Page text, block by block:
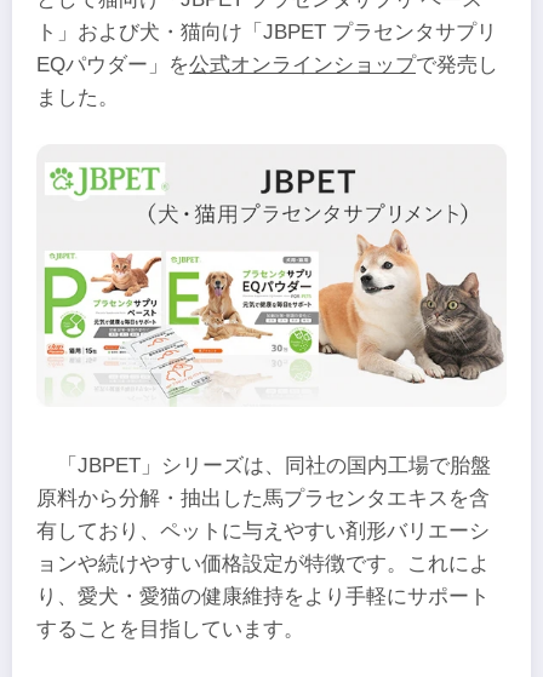
ト」および犬・猫向け「JBPET プラセンタサプリ
EQパウダー」を公式オンラインショップで発売し
ました。
「JBPET」シリーズは、同社の国内工場で胎盤
原料から分解・抽出した馬プラセンタエキスを含
有しており、ペットに与えやすい剤形バリエーシ
ョンや続けやすい価格設定が特徴です。これによ
り、愛犬・愛猫の健康維持をより手軽にサポート
することを目指しています。